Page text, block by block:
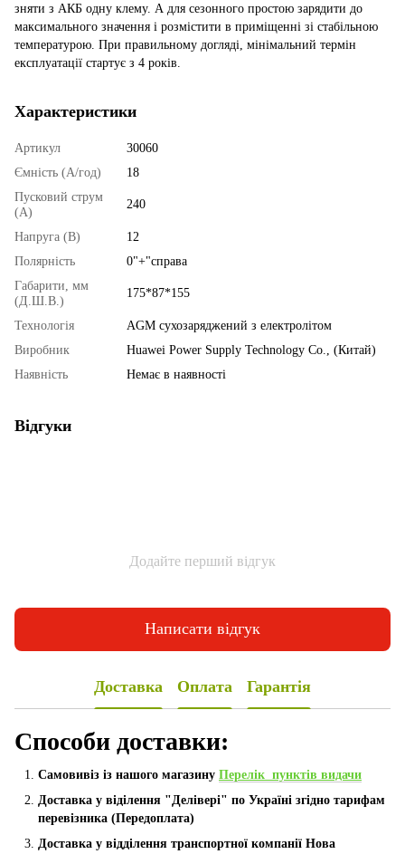
зняти з АКБ одну клему. А для сезонного простою зарядити до
максимального значення і розмістити в приміщенні зі стабільною
температурою. При правильному догляді, мінімальний термін
експлуатації стартує з 4 років.
Характеристики
Артикул
30060
Ємність (А/год)
18
Пусковий струм
(А)
240
Напруга (В)
12
Полярність
0"+"справа
Габарити, мм
(Д.Ш.В.)
175*87*155
Технологія
AGM сухозаряджений з електролітом
Виробник
Huawei Power Supply Technology Co., (Китай)
Наявність
Немає в наявності
Відгуки
Додайте перший відгук
Написати відгук
Доставка Оплата Гарантія
Способи доставки:
Самовивіз із нашого магазину Перелік пунктів видачи
Доставка у віділення "Делівері" по Україні згідно тарифам
перевізника (Передоплата)
Доставка у відділення транспортної компанії Нова